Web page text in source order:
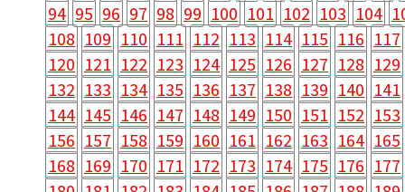
94 95 96 97 98 99 100 101 102 103 104
108 109 110 111 112 113 114 115 116 117
120 121 122 123 124 125 126 127 128 129
132 133 134 135 136 137 138 139 140 141
144 145 146 147 148 149 150 151 152 153
156 157 158 159 160 161 162 163 164 165
168 169 170 171 172 173 174 175 176 177